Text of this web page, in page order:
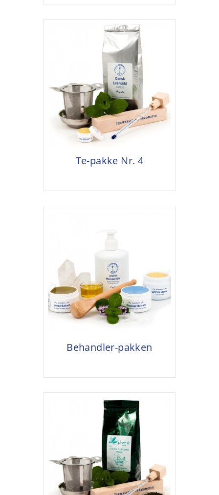
Te-pakke Nr. 4
Behandler-pakken